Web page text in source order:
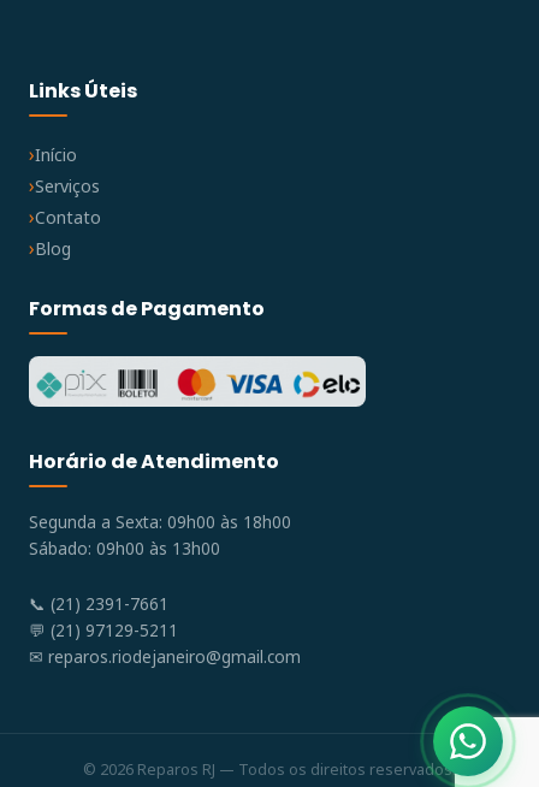
Links Úteis
Início
Serviços
Contato
Blog
Formas de Pagamento
Horário de Atendimento
Segunda a Sexta: 09h00 às 18h00
Sábado: 09h00 às 13h00
📞 (21) 2391-7661
💬 (21) 97129-5211
✉ reparos.riodejaneiro@gmail.com
© 2026 Reparos RJ — Todos os direitos reservados.